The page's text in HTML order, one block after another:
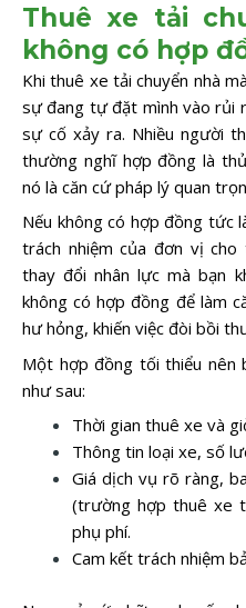
Thuê xe tải
không có hợp
Khi thuê xe tải chuyển nhà
sự đang tự đặt mình vào rủi
sự cố xảy ra. Nhiều người
thường nghĩ hợp đồng là
nó là căn cứ pháp lý quan
Nếu không có hợp đồng tức
trách nhiệm của đơn vị
thay đổi nhân lực mà bạn
không có hợp đồng để làm
hư hỏng, khiến việc đòi bồi
Một hợp đồng tối thiểu nên
như sau:
Thời gian thuê xe và
Thông tin loại xe, số
Giá dịch vụ rõ ràng,
(trường hợp thuê xe
phụ phí.
Cam kết trách nhiệm